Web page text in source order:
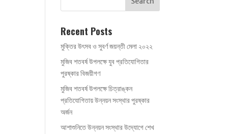
Recent Posts
মুক্তির উৎসব ও সুবর্ণ জয়ন্তী মেলা ২০২২
মুজিব শতবর্ষ উপলক্ষে যুব প্রতিযোগিতার
পুরষ্কার বিজয়ীগণ
মুজিব শতবর্ষ উপলক্ষে চিত্রাঙ্কন
প্রতিযোগিতায় উন্নয়ন সংস্থার পুরষ্কার
অর্জন
আশাশুনিতে উন্নয়ন সংস্থার উদ্যোগে শেখ